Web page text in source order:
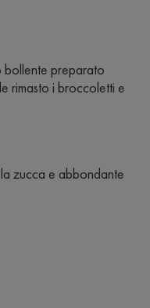
bollente preparato
rimasto i broccoletti e
zucca e abbondante